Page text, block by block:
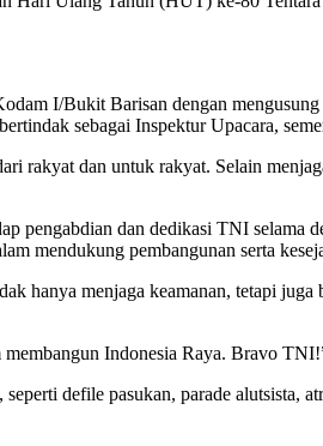
I/Bukit Barisan dengan
sebagai Inspektur Upacara,
rakyat dan untuk rakyat. Selain
pengabdian dan dedikasi TNI selama
mendukung pembangunan serta
hanya menjaga keamanan, tetapi
Indonesia Raya. Bravo
defile pasukan, parade alutsista,